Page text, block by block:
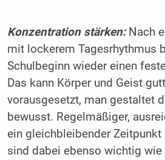
Konzentration stärken: Nach
mit lockerem Tagesrhythmus
Schulbeginn wieder einen
Das kann Körper und Geist
vorausgesetzt, man gestaltet
bewusst. Regelmäßiger,
ein gleichbleibender Zeitpunkt
sind dabei ebenso wichtig wie